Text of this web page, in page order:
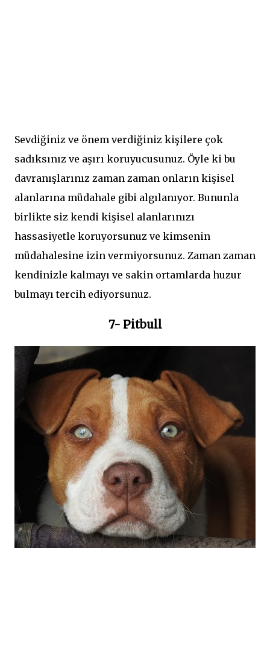
Sevdiğiniz ve önem verdiğiniz kişilere çok
sadıksınız ve aşırı koruyucusunuz. Öyle ki bu
davranışlarınız zaman zaman onların kişisel
alanlarına müdahale gibi algılanıyor. Bununla
birlikte siz kendi kişisel alanlarınızı
hassasiyetle koruyorsunuz ve kimsenin
müdahalesine izin vermiyorsunuz. Zaman zaman
kendinizle kalmayı ve sakin ortamlarda huzur
bulmayı tercih ediyorsunuz.
7- Pitbull